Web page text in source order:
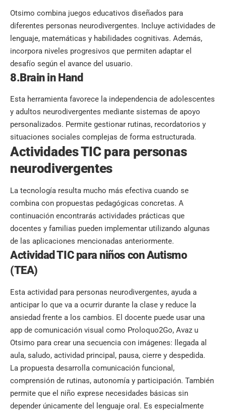
Otsimo combina juegos educativos diseñados para
diferentes personas neurodivergentes. Incluye actividades de
lenguaje, matemáticas y habilidades cognitivas. Además,
incorpora niveles progresivos que permiten adaptar el
desafío según el avance del usuario.
8.Brain in Hand
Esta herramienta favorece la independencia de adolescentes
y adultos neurodivergentes mediante sistemas de apoyo
personalizados. Permite gestionar rutinas, recordatorios y
situaciones sociales complejas de forma estructurada.
Actividades TIC para personas
neurodivergentes
La tecnología resulta mucho más efectiva cuando se
combina con propuestas pedagógicas concretas. A
continuación encontrarás actividades prácticas que
docentes y familias pueden implementar utilizando algunas
de las aplicaciones mencionadas anteriormente.
Actividad TIC para niños con Autismo
(TEA)
Esta actividad para personas neurodivergentes, ayuda a
anticipar lo que va a ocurrir durante la clase y reduce la
ansiedad frente a los cambios. El docente puede usar una
app de comunicación visual como Proloquo2Go, Avaz u
Otsimo para crear una secuencia con imágenes: llegada al
aula, saludo, actividad principal, pausa, cierre y despedida.
La propuesta desarrolla comunicación funcional,
comprensión de rutinas, autonomía y participación. También
permite que el niño exprese necesidades básicas sin
depender únicamente del lenguaje oral. Es especialmente